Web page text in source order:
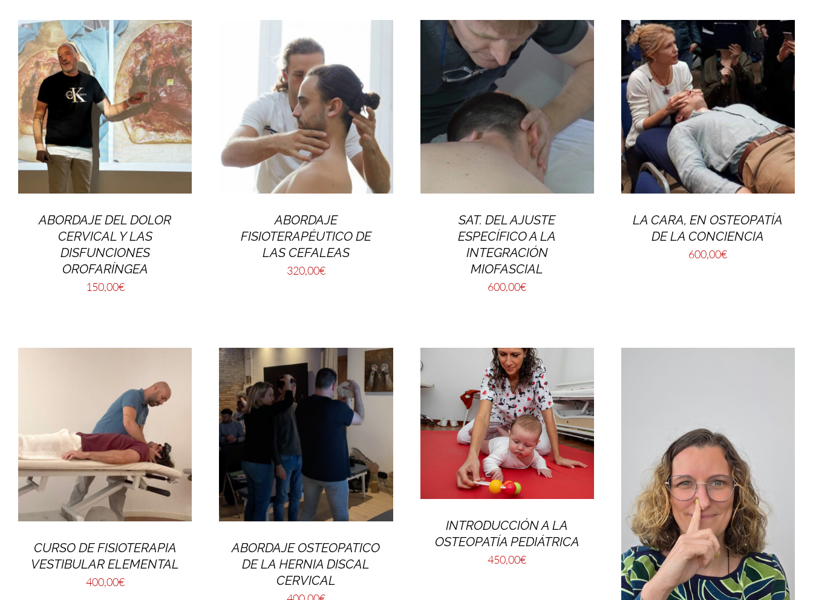
ABORDAJE DEL DOLOR
CERVICAL Y LAS
DISFUNCIONES
OROFARÍNGEA
150,00€
ABORDAJE
FISIOTERAPÉUTICO DE
LAS CEFALEAS
320,00€
SAT. DEL AJUSTE
ESPECÍFICO A LA
INTEGRACIÓN
MIOFASCIAL
600,00€
LA CARA, EN OSTEOPATÍA
DE LA CONCIENCIA
600,00€
CURSO DE FISIOTERAPIA
VESTIBULAR ELEMENTAL
400,00€
ABORDAJE OSTEOPATICO
DE LA HERNIA DISCAL
CERVICAL
INTRODUCCIÓN A LA
OSTEOPATÍA PEDIÁTRICA
450,00€